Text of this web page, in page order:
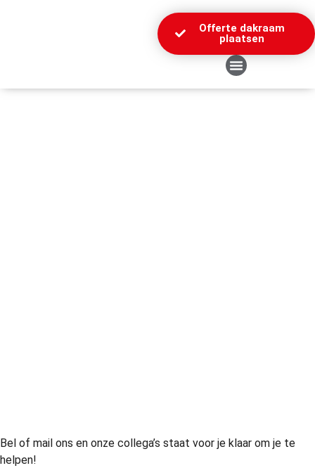
Offerte dakraam
plaatsen
Bel of mail ons en onze collega’s staat voor je klaar om je te
helpen!